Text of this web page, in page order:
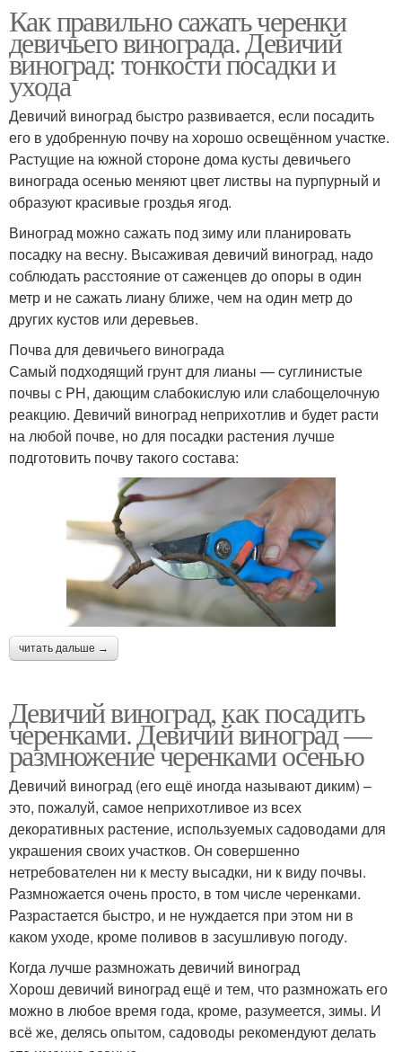
Как правильно сажать черенки
девичьего винограда. Девичий
виноград: тонкости посадки и
ухода
Девичий виноград быстро развивается, если посадить
его в удобренную почву на хорошо освещённом участке.
Растущие на южной стороне дома кусты девичьего
винограда осенью меняют цвет листвы на пурпурный и
образуют красивые гроздья ягод.
Виноград можно сажать под зиму или планировать
посадку на весну. Высаживая девичий виноград, надо
соблюдать расстояние от саженцев до опоры в один
метр и не сажать лиану ближе, чем на один метр до
других кустов или деревьев.
Почва для девичьего винограда
Самый подходящий грунт для лианы — суглинистые
почвы с PH, дающим слабокислую или слабощелочную
реакцию. Девичий виноград неприхотлив и будет расти
на любой почве, но для посадки растения лучше
подготовить почву такого состава:
читать дальше →
Девичий виноград, как посадить
черенками. Девичий виноград —
размножение черенками осенью
Девичий виноград (его ещё иногда называют диким) –
это, пожалуй, самое неприхотливое из всех
декоративных растение, используемых садоводами для
украшения своих участков. Он совершенно
нетребователен ни к месту высадки, ни к виду почвы.
Размножается очень просто, в том числе черенками.
Разрастается быстро, и не нуждается при этом ни в
каком уходе, кроме поливов в засушливую погоду.
Когда лучше размножать девичий виноград
Хорош девичий виноград ещё и тем, что размножать его
можно в любое время года, кроме, разумеется, зимы. И
всё же, делясь опытом, садоводы рекомендуют делать